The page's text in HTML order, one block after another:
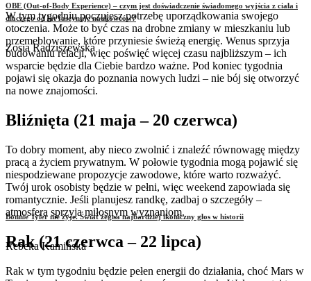
OBE (Out-of-Body Experience) – czym jest doświadczenie świadomego wyjścia z ciała i
dlaczego od lat fascynuje naukowców?
Zosia Radziszewska
Bonnie Tyler nie żyje. Świat żegna najbardziej ikoniczny głos w historii
Rebeka Kamińska
W tym tygodniu poczujesz potrzebę uporządkowania swojego
otoczenia. Może to być czas na drobne zmiany w mieszkaniu lub
przemeblowanie, które przyniesie świeżą energię. Wenus sprzyja
budowaniu relacji, więc poświęć więcej czasu najbliższym – ich
wsparcie będzie dla Ciebie bardzo ważne. Pod koniec tygodnia
pojawi się okazja do poznania nowych ludzi – nie bój się otworzyć
na nowe znajomości.
Bliźnięta (21 maja – 20 czerwca)
To dobry moment, aby nieco zwolnić i znaleźć równowagę między
pracą a życiem prywatnym. W połowie tygodnia mogą pojawić się
niespodziewane propozycje zawodowe, które warto rozważyć.
Twój urok osobisty będzie w pełni, więc weekend zapowiada się
romantycznie. Jeśli planujesz randkę, zadbaj o szczegóły –
atmosfera sprzyja miłosnym wyznaniom.
Rak (21 czerwca – 22 lipca)
Rak w tym tygodniu będzie pełen energii do działania, choć Mars w